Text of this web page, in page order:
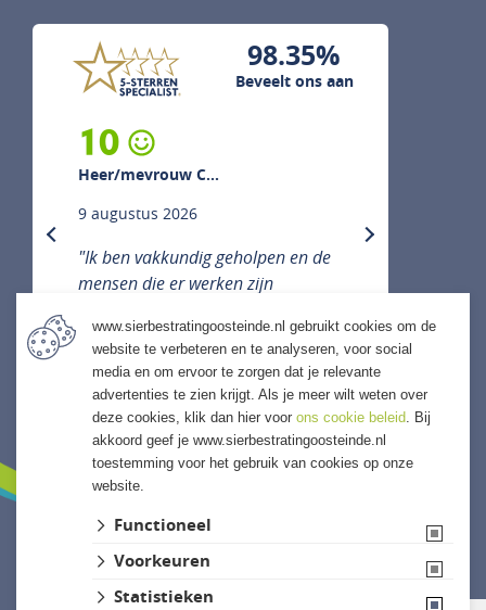
98.35%
Beveelt ons aan
10
Heer/mevrouw C...
9 augustus 2026
"Ik ben vakkundig geholpen en de
mensen die er werken zijn
met je mee."
previous next
ALLE ERVARINGEN
Website ontwikkeld door Lined
www.sierbestratingoosteinde.nl gebruikt cookies om de
website te verbeteren en te analyseren, voor social
media en om ervoor te zorgen dat je relevante
advertenties te zien krijgt. Als je meer wilt weten over
deze cookies, klik dan hier voor ons cookie beleid. Bij
akkoord geef je www.sierbestratingoosteinde.nl
toestemming voor het gebruik van cookies op onze
website.
Functioneel
Voorkeuren
Statistieken